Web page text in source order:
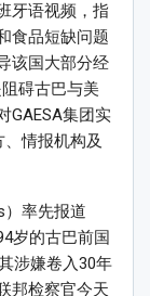
牙语视频，指
食品短缺问题
该国大部分经
碍古巴与美
GAESA集团实
情报机构及
）率先报道
岁的古巴前国
涉嫌卷入30年
邦检察官今天